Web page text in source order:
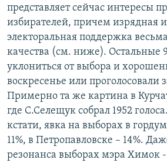
представляет сейчас интересы
избирателей, причем изрядная
электоральная поддержка
качества (см. ниже). Остальные
уклониться от выбора и
воскресенье или проголосовали
Примерно та же картина в
где С.Селещук собрал 1952
кстати, явка на выборах в
11%, в Петропавловске – 14%.
резонанса выборах мэра Химок